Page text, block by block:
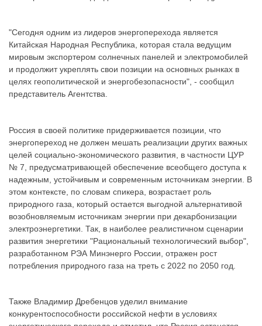
"Сегодня одним из лидеров энергоперехода является
Китайская Народная Республика, которая стала ведущим
мировым экспортером солнечных панелей и электромобилей
и продолжит укреплять свои позиции на основных рынках в
целях геополитической и энергобезопасности", - сообщил
представитель Агентства.
Россия в своей политике придерживается позиции, что
энергопереход не должен мешать реализации других важных
целей социально-экономического развития, в частности ЦУР
№ 7, предусматривающей обеспечение всеобщего доступа к
надежным, устойчивым и современным источникам энергии. В
этом контексте, по словам спикера, возрастает роль
природного газа, который остается выгодной альтернативой
возобновляемым источникам энергии при декарбонизации
электроэнергетики. Так, в наиболее реалистичном сценарии
развития энергетики "Рациональный технологический выбор",
разработанном РЭА Минэнерго России, отражен рост
потребления природного газа на треть с 2022 по 2050 год.
Также Владимир Дребенцов уделил внимание
конкурентоспособности российской нефти в условиях